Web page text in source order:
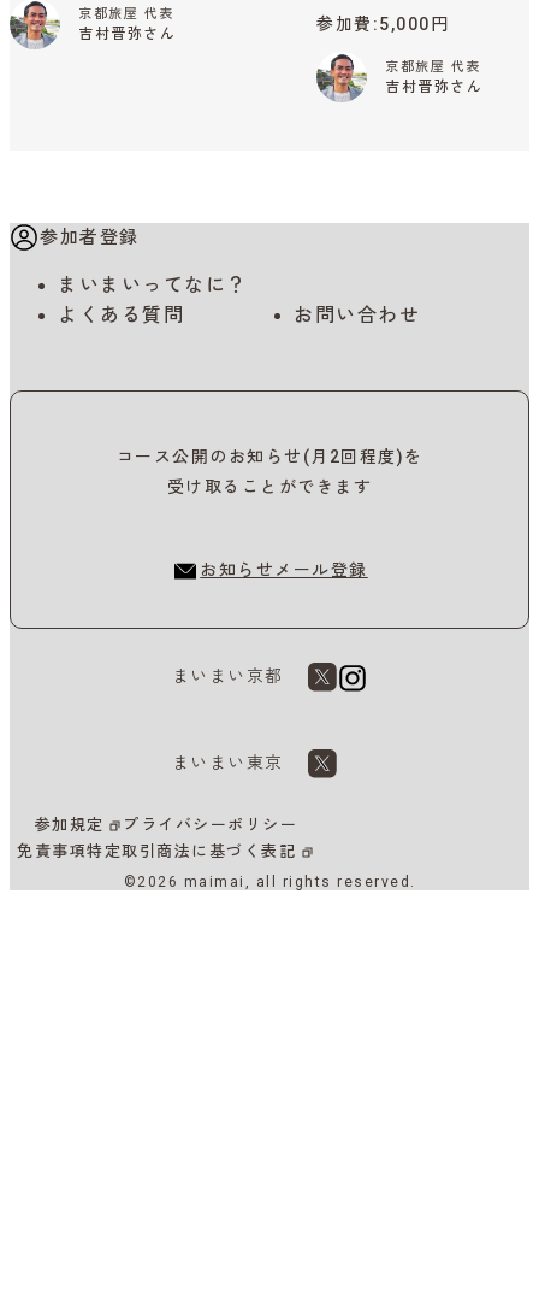
京都旅屋 代表
吉村晋弥さん
参加費 5,000円
京都旅屋 代表
吉村晋弥さん
参加者登録
まいまいってなに？
よくある質問
お問い合わせ
コース公開のお知らせ(月2回程度)を
受け取ることができます
お知らせメール登録
まいまい京都
まいまい東京
参加規定
プライバシーポリシー
免責事項特定取引商法に基づく表記
©2026 maimai, all rights reserved.